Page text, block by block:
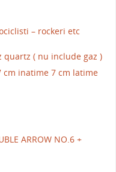
– rockeri etc
quartz ( nu include gaz )
inatime 7 cm latime
ARROW NO.6 +